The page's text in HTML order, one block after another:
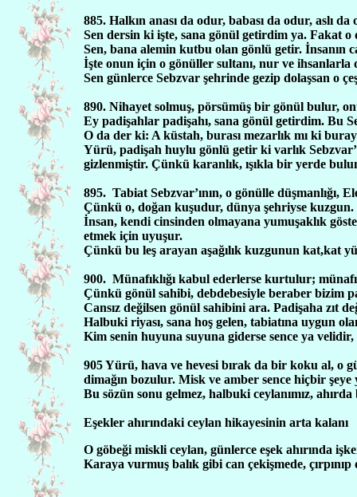
885. Halkın anası da odur, babası da odur, aslı
Sen dersin ki işte, sana gönül getirdim ya. Fakat
Sen, bana alemin kutbu olan gönlü getir. İnsanın
İşte onun için o gönüller sultanı, nur ve
Sen günlerce Sebzvar şehrinde gezip dolaşsan o
890. Nihayet solmuş, pörsümüş bir gönül bulur,
Ey padişahlar padişahı, sana gönül getirdim. Bu
O da der ki: A küstah, burası mezarlık mı ki
Yürü, padişah huylu gönlü getir ki varlık
gizlenmiştir. Çünkü karanlık, ışıkla bir yerde
895. Tabiat Sebzvar’ının, o gönülle düşmanlığı,
Çünkü o, doğan kuşudur, dünya şehriyse
İnsan, kendi cinsinden olmayana yumuşaklık
etmek için uyuşur.
Çünkü bu leş arayan aşağılık kuzgunun kat,kat
900. Münafıklığı kabul ederlerse kurtulur;
Çünkü gönül sahibi, debdebesiyle beraber bizim
Cansız değilsen gönül sahibini ara. Padişaha zıt
Halbuki riyası, sana hoş gelen, tabiatına uygun
Kim senin huyuna suyuna giderse sence ya
905 Yürü, hava ve hevesi bırak da bir koku al, o
dimağın bozulur. Misk ve amber sence hiçbir
Bu sözün sonu gelmez, halbuki ceylanımız,
Eşekler ahırındaki ceylan hikayesinin arta kalanı
O göbeği miskli ceylan, günlerce eşek ahırında
Karaya vurmuş balık gibi can çekişmede,